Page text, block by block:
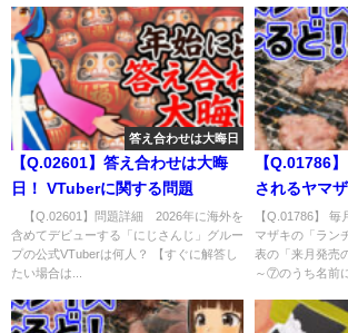
るパンは？
答え合わせは大晦日
【Q.02601】答え合わせは大晦
日！ VTuberに関する問題
【Q.02601】問題詳細 2026年に海外を
含めてデビューする「にじさんじ」グルー
プの公式VTuberは何人？ 【すぐに解答し
たい場合は...
【Q.01786
されるヤマ
ク」。３月
発売の新商
～⑦のうち
【Q.01786】
マザキの「ラン
表の「来月発売
～⑦のうち名前